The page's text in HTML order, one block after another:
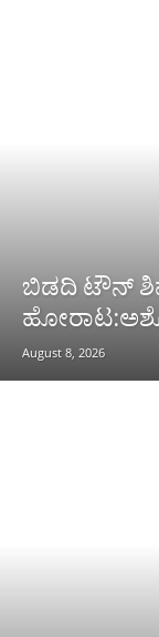
ಬಿಡದಿ ಟೌನ್
August 8, 2026